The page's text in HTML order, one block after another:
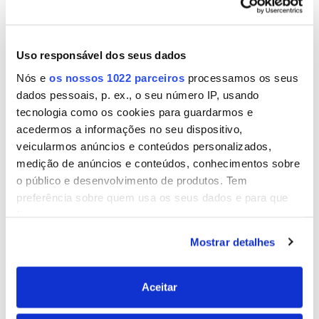
Uso responsável dos seus dados
Nós e os nossos 1022 parceiros processamos os seus
dados pessoais, p. ex., o seu número IP, usando
tecnologia como os cookies para guardarmos e
acedermos a informações no seu dispositivo,
veicularmos anúncios e conteúdos personalizados,
medição de anúncios e conteúdos, conhecimentos sobre
o público e desenvolvimento de produtos. Tem
preferência sobre quem usa os seus dados e para que
Se permitir, gostaríamos também de:
Recolher informações sobre a sua localização
geográfica as quais podem ter uma precisão de
Mostrar detalhes
Aceitar